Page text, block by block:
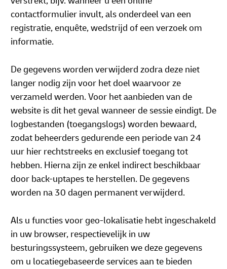
contactformulier invult, als onderdeel van een
registratie, enquête, wedstrijd of een verzoek om
informatie.
De gegevens worden verwijderd zodra deze niet
langer nodig zijn voor het doel waarvoor ze
verzameld werden. Voor het aanbieden van de
website is dit het geval wanneer de sessie eindigt. De
logbestanden (toegangslogs) worden bewaard,
zodat beheerders gedurende een periode van 24
uur hier rechtstreeks en exclusief toegang tot
hebben. Hierna zijn ze enkel indirect beschikbaar
door back-uptapes te herstellen. De gegevens
worden na 30 dagen permanent verwijderd.
Als u functies voor geo-lokalisatie hebt ingeschakeld
in uw browser, respectievelijk in uw
besturingssysteem, gebruiken we deze gegevens
om u locatiegebaseerde services aan te bieden